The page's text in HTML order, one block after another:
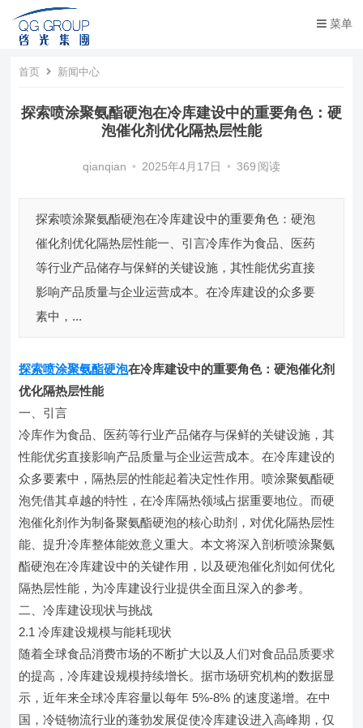
菜单
首页 新闻中心
探索喷涂聚氨酯硬泡在冷库建设中的重要角色：硬
泡催化剂优化隔热层性能​
qianqian • 2025年4月17日 • 369 阅读
探索喷涂聚氨酯硬泡在冷库建设中的重要角色：硬泡
催化剂优化隔热层性能​ 一、引言​ 冷库作为食品、医药
等行业产品储存与保鲜的关键设施，其性能优劣直接
影响产品质量与企业运营成本。在冷库建设的众多要
素中，...
探索喷涂聚氨酯硬泡在冷库建设中的重要角色：硬泡催化剂
优化隔热层性能​
一、引言
冷库作为食品、医药等行业产品储存与保鲜的关键设施，其
性能优劣直接影响产品质量与企业运营成本。在冷库建设的
众多要素中，隔热层的性能起着决定性作用。喷涂聚氨酯硬
泡凭借其卓越的特性，在冷库隔热领域占据重要地位。而硬
泡催化剂作为制备聚氨酯硬泡的核心助剂，对优化隔热层性
能、提升冷库整体能效意义重大。本文将深入剖析喷涂聚氨
酯硬泡在冷库建设中的关键作用，以及硬泡催化剂如何优化
隔热层性能，为冷库建设行业提供全面且深入的参考。
二、冷库建设现状与挑战
2.1 冷库建设规模与能耗现状
随着全球食品消费市场的不断扩大以及人们对食品品质要求
的提高，冷库建设规模持续增长。据市场研究机构的数据显
示，近年来全球冷库容量以每年 5%-8% 的速度递增。在中
国，冷链物流行业的蓬勃发展促使冷库建设进入高峰期，仅